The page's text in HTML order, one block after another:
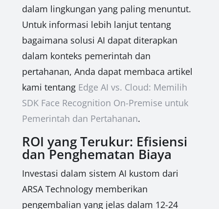
dalam lingkungan yang paling menuntut.
Untuk informasi lebih lanjut tentang
bagaimana solusi AI dapat diterapkan
dalam konteks pemerintah dan
pertahanan, Anda dapat membaca artikel
kami tentang Edge AI vs. Cloud: Memilih
SDK Face Recognition On-Premise untuk
Pemerintah dan Pertahanan.
ROI yang Terukur: Efisiensi
dan Penghematan Biaya
Investasi dalam sistem AI kustom dari
ARSA Technology memberikan
pengembalian yang jelas dalam 12-24